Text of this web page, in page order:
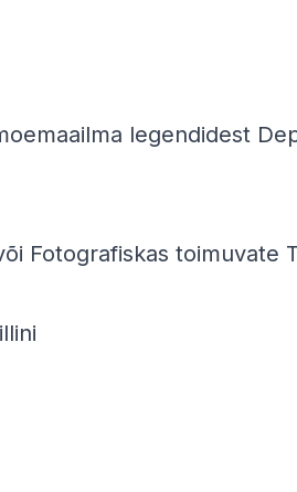
legendidest
Fotografiskas toimuvate